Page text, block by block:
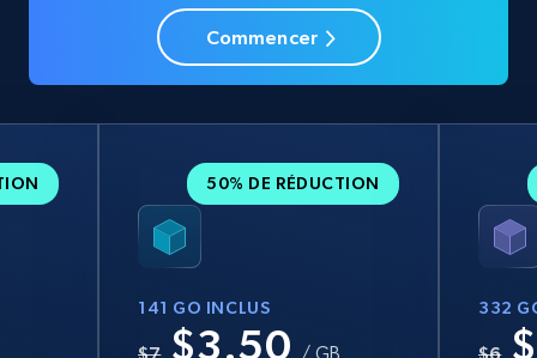
Commencer
50% DE RÉDUCTION
141 GO INCLUS
$7 $3.50
332
$6